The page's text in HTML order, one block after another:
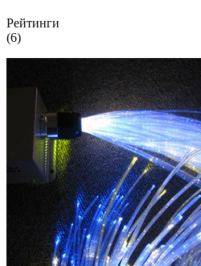
Рейтинги
(6)